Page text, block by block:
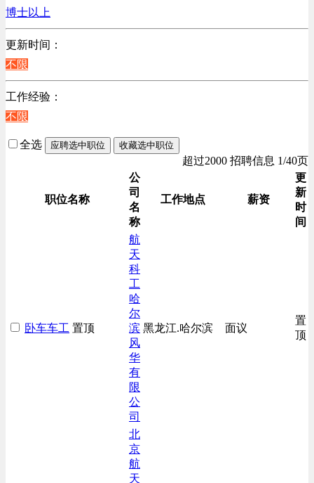
博士以上
更新时间：
不限
工作经验：
不限
全选 应聘选中职位 收藏选中职位
超过2000 招聘信息 1/40页
职位名称
公
司
名
称
工作地点 薪资
更
新
时
间
卧车车工 置顶
航
天
科
工
哈
尔
滨
风
华
有
限
公
司
黑龙江.哈尔滨 面议
置
顶
北
京
航
天